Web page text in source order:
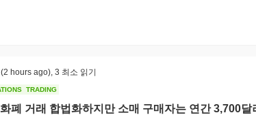
상에 대한 의지를 보여줍니다. 활발한 커뮤니티 존재는
기술을 활용하고자 하는 투자자와 기업을 위해 구축되었습니
자와 금융 애플리케이션을 생성하고 통합하려는 개발자 커뮤
해 금융 운영을 향상시키고자 하는 사람들에게 이상적입니다.
(2 hours ago) 3 최소 읽기
TRADING
폐 거래 합법화하지만 소매 구매자는 연간 3,700달